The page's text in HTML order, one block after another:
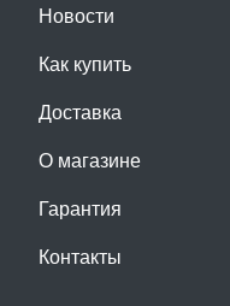
Новости
Как купить
Доставка
О магазине
Гарантия
Контакты